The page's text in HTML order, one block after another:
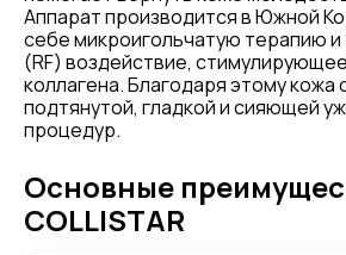
Аппарат производится в Южной
себе микроигольчатую терапию
(RF) воздействие,
коллагена. Благодаря этому кожа
подтянутой, гладкой и сияющей
процедур.
Основные
COLLISTAR